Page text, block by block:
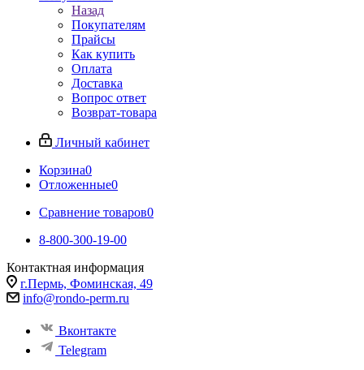
Назад
Покупателям
Прайсы
Как купить
Оплата
Доставка
Вопрос ответ
Возврат-товара
Личный кабинет
Корзина0
Отложенные0
Сравнение товаров0
8-800-300-19-00
Контактная информация
г.Пермь, Фоминская, 49
info@rondo-perm.ru
Вконтакте
Telegram